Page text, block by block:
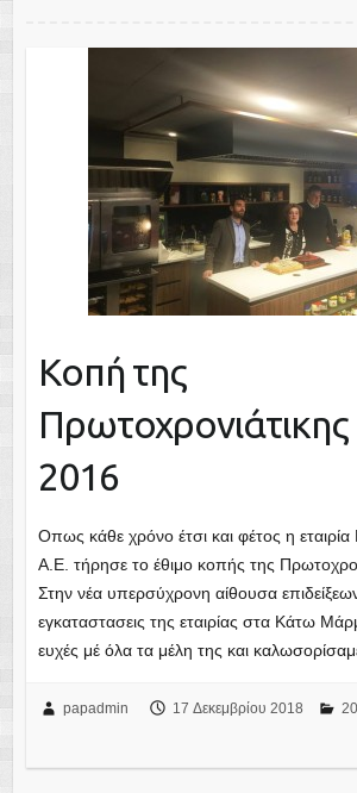
Kοπή της
Πρωτοχρονιάτικης
2016
Οπως κάθε χρόνο έτσι και φέτος η
Α.Ε. τήρησε το έθιμο κοπής της
Στην νέα υπερσύχρονη αίθουσα
εγκαταστασεις της εταιρίας στα Κάτω
ευχές μέ όλα τα μέλη της και
papadmin 17 Δεκεμβρίου 2018